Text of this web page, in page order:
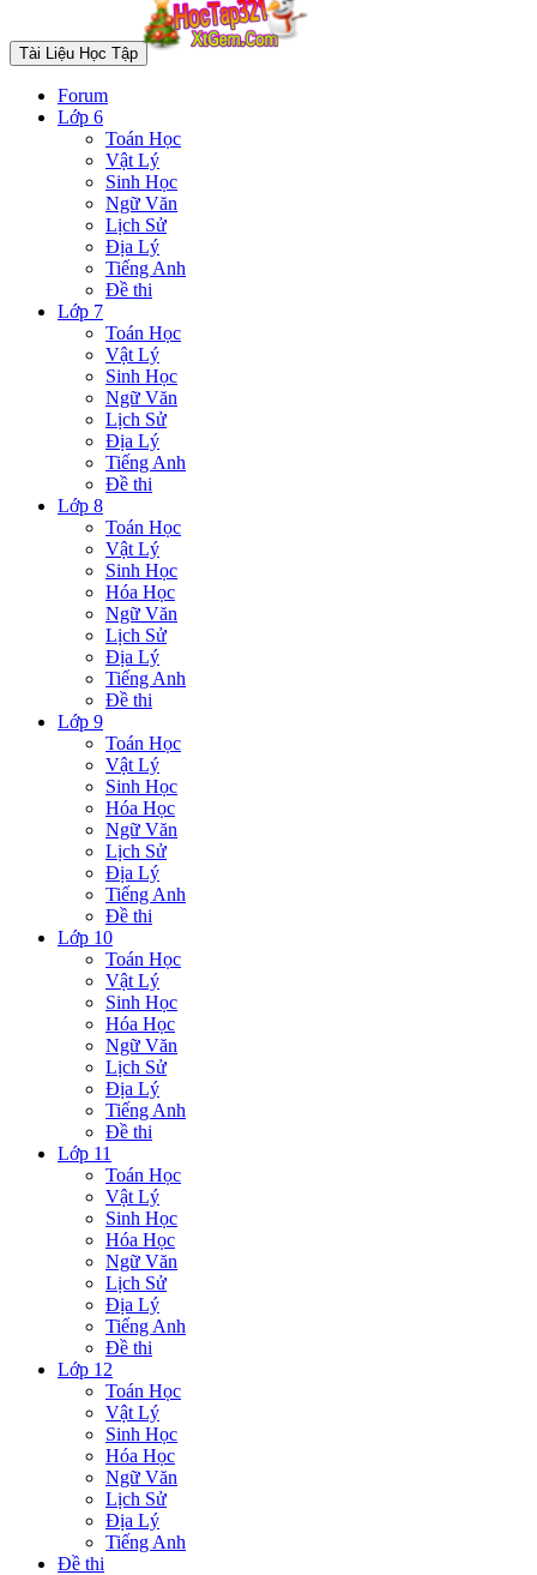
Tài Liệu Học Tập
Forum
Lớp 6
Toán Học
Vật Lý
Sinh Học
Ngữ Văn
Lịch Sử
Địa Lý
Tiếng Anh
Đề thi
Lớp 7
Toán Học
Vật Lý
Sinh Học
Ngữ Văn
Lịch Sử
Địa Lý
Tiếng Anh
Đề thi
Lớp 8
Toán Học
Vật Lý
Sinh Học
Hóa Học
Ngữ Văn
Lịch Sử
Địa Lý
Tiếng Anh
Đề thi
Lớp 9
Toán Học
Vật Lý
Sinh Học
Hóa Học
Ngữ Văn
Lịch Sử
Địa Lý
Tiếng Anh
Đề thi
Lớp 10
Toán Học
Vật Lý
Sinh Học
Hóa Học
Ngữ Văn
Lịch Sử
Địa Lý
Tiếng Anh
Đề thi
Lớp 11
Toán Học
Vật Lý
Sinh Học
Hóa Học
Ngữ Văn
Lịch Sử
Địa Lý
Tiếng Anh
Đề thi
Lớp 12
Toán Học
Vật Lý
Sinh Học
Hóa Học
Ngữ Văn
Lịch Sử
Địa Lý
Tiếng Anh
Đề thi